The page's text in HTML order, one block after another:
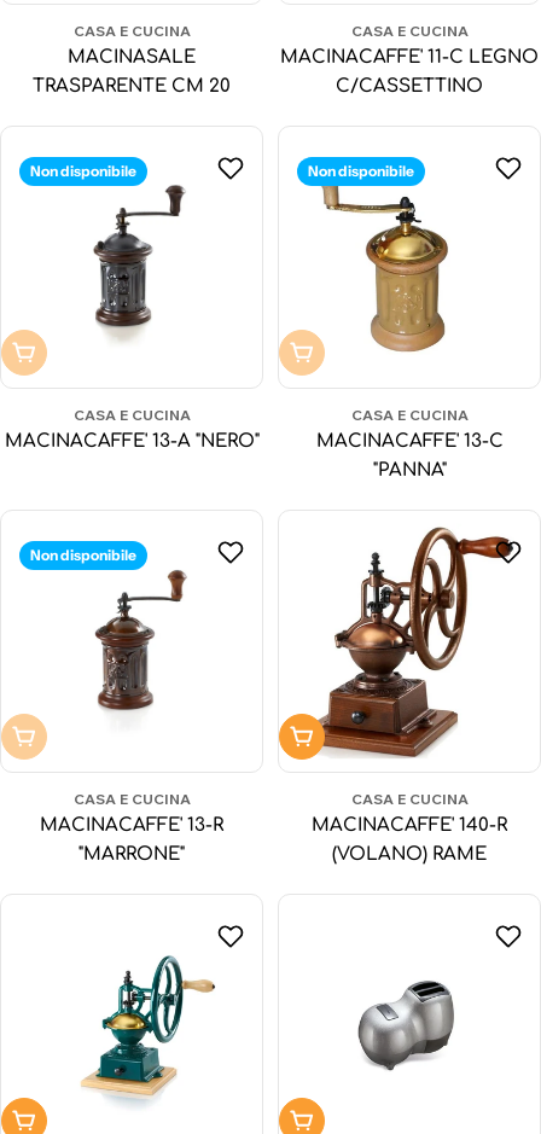
CASA E CUCINA
MACINASALE
TRASPARENTE CM 20
CASA E CUCINA
MACINACAFFE' 11-C LEGNO
C/CASSETTINO
Non disponibile
Non disponibile
CASA E CUCINA
MACINACAFFE' 13-A "NERO"
Non disponibile
Non disponibile
CASA E CUCINA
MACINACAFFE' 13-C
"PANNA"
Non disponibile
Non disponibile
CASA E CUCINA
MACINACAFFE' 13-R
"MARRONE"
Aggiungi al carrello
CASA E CUCINA
MACINACAFFE' 140-R
(VOLANO) RAME
Aggiungi al carrello Aggiungi al carrello